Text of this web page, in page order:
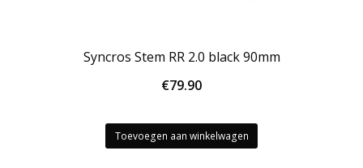
Syncros Stem RR 2.0 black 90mm
€79.90
Toevoegen aan winkelwagen